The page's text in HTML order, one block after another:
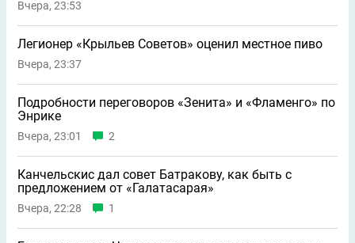
Вчера, 23:53
Легионер «Крыльев Советов» оценил местное пиво
Вчера, 23:37
Подробности переговоров «Зенита» и «Фламенго» по
Энрике
Вчера, 23:01 2
Канчельскис дал совет Батракову, как быть с
предложением от «Галатасарая»
Вчера, 22:28 1